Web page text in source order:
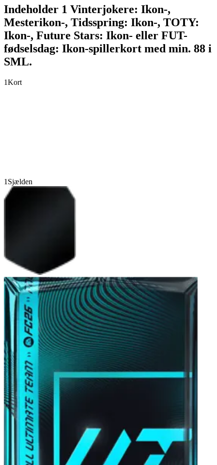
Indeholder 1 Vinterjokere: Ikon-,
Mesterikon-, Tidsspring: Ikon-, TOTY:
Ikon-, Future Stars: Ikon- eller FUT-
fødselsdag: Ikon-spillerkort med min. 88 i
SML.
1Kort
1 Sjælden